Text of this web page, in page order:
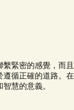
緊密的感覺，而且
循正確的道路。在
慧的意義。